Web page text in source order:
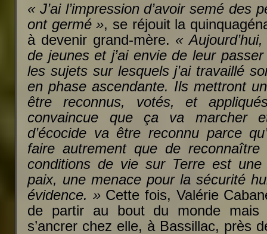
« J’ai l’impression d’avoir semé des
ont germé », se réjouit la
à devenir grand-mère. «
de jeunes et j’ai envie de leur
les sujets sur lesquels j’ai travaillé
en phase ascendante. Ils mettront
être reconnus, votés, et
convaincue que ça va marcher
d’écocide va être reconnu parce
faire autrement que de
conditions de vie sur Terre est
paix, une menace pour la sécurité
évidence. »Cette fois, Valérie
de partir au bout du monde mais
s’ancrer chez elle, à Bassillac, près